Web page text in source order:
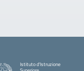
Istituto d'Istruzione